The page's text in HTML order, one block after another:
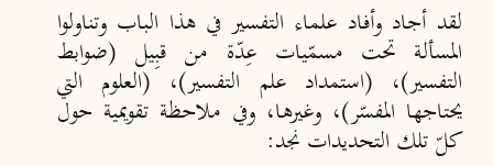
لقد أجاد وأفاد علماء التفسير في هذا الباب وتناولوا
المسألة تحت مسمّيات عِدّة من قبِيل (ضوابط
التفسير)، (استمداد علم التفسير)، (العلوم التي
يحتاجها المفسّر)، وغيرها، وفي ملاحظة تقويمية حول
كلّ تلك التحديدات نجد: